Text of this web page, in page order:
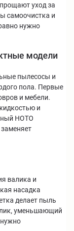
уход за
самоочистка и
нужно
модели
пылесосы и
пола. Первые
и мебели.
и
HOTO
валика и
насадка
делает пыль
уменьшающий